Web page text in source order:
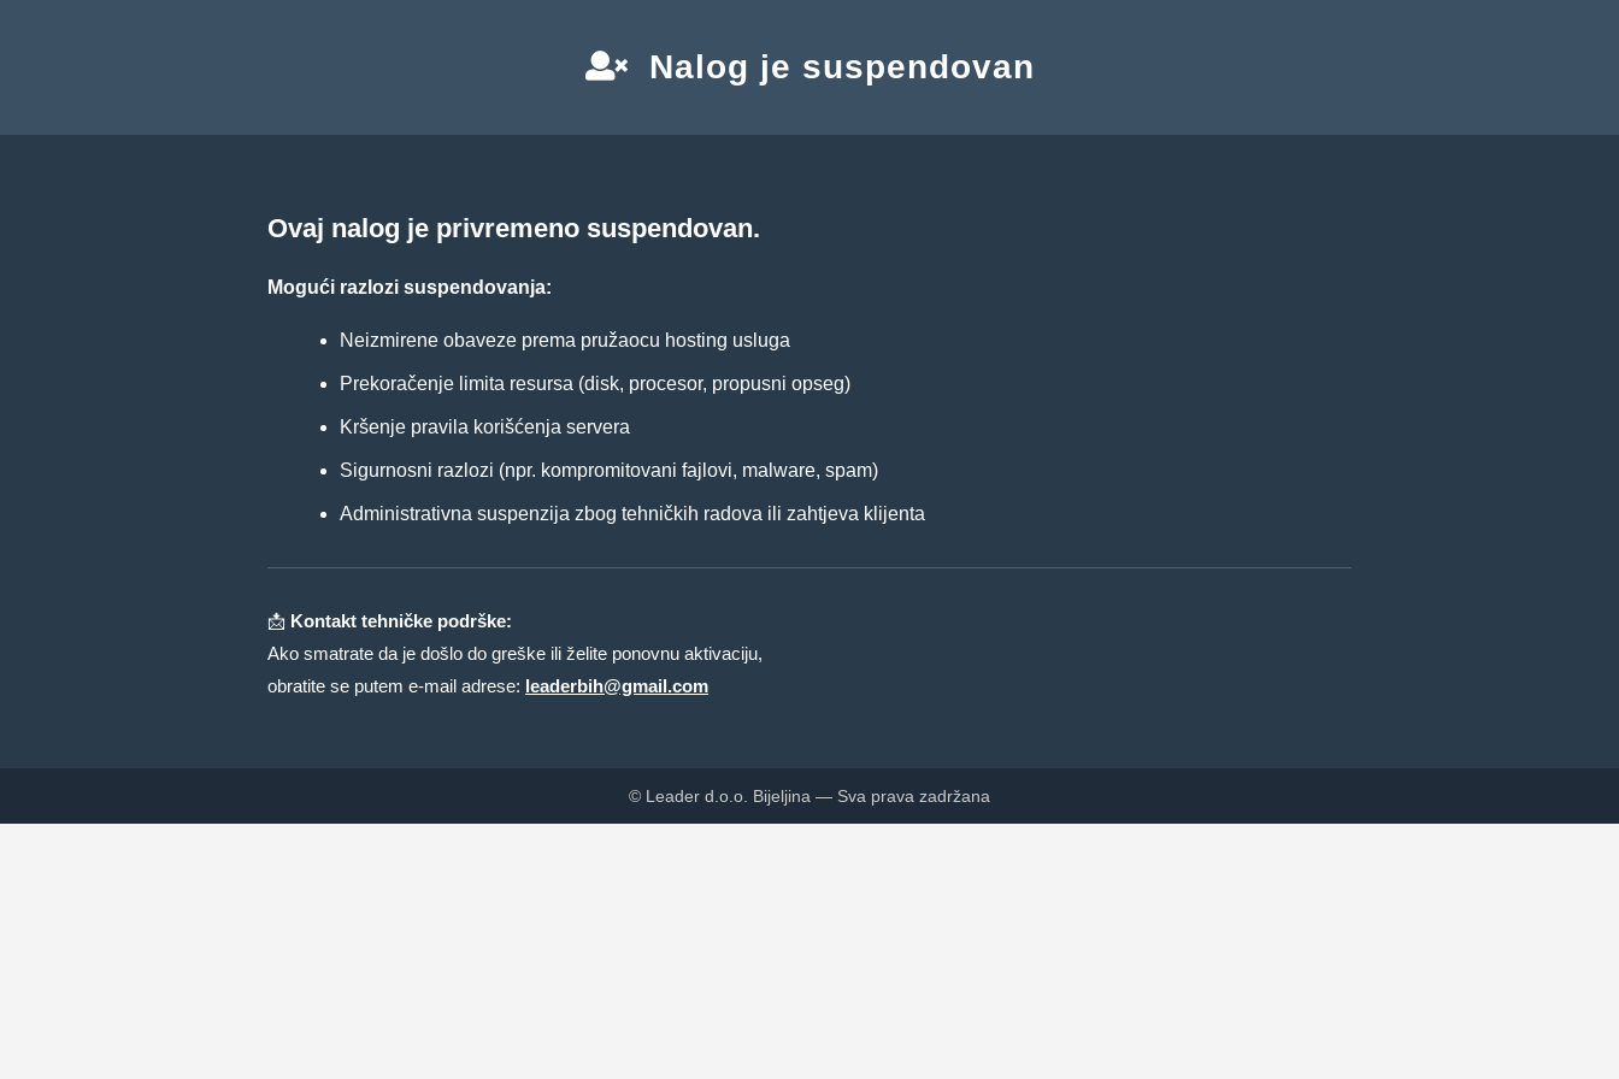
Nalog je suspendovan
Ovaj nalog je privremeno suspendovan.
Mogući razlozi suspendovanja:
Neizmirene obaveze prema pružaocu hosting usluga
Prekoračenje limita resursa (disk, procesor, propusni opseg)
Kršenje pravila korišćenja servera
Sigurnosni razlozi (npr. kompromitovani fajlovi, malware, spam)
Administrativna suspenzija zbog tehničkih radova ili zahtjeva klijenta
📩 Kontakt tehničke podrške:
Ako smatrate da je došlo do greške ili želite ponovnu aktivaciju,
obratite se putem e-mail adrese: leaderbih@gmail.com
© Leader d.o.o. Bijeljina — Sva prava zadržana